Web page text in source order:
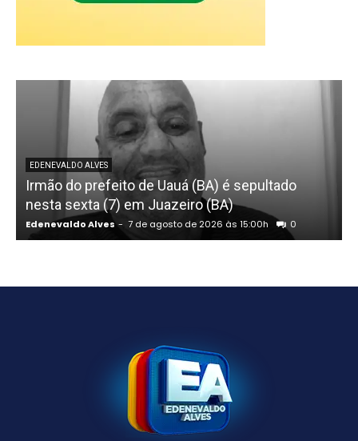
EDENEVALDO ALVES
Irmão do prefeito de Uauá (BA) é sepultado
nesta sexta (7) em Juazeiro (BA)
Edenevaldo Alves - 7 de agosto de 2026 às 15:00h 0